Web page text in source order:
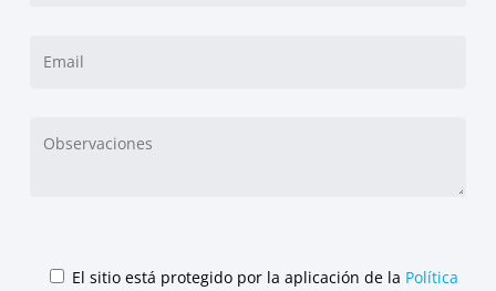
El sitio está protegido por la aplicación de la Política